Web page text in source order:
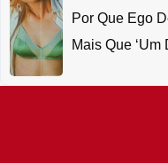
Por Que Ego
Mais Que ‘um